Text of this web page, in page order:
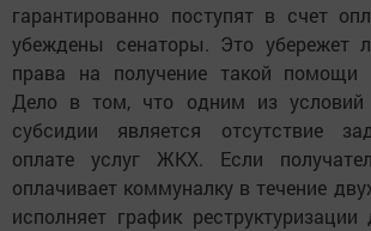
гарантированно поступят в счет
убеждены сенаторы. Это убережет
права на получение такой помощи
Дело в том, что одним из условий
субсидии является отсутствие
оплате услуг ЖКХ. Если
оплачивает коммуналку в течение
исполняет график